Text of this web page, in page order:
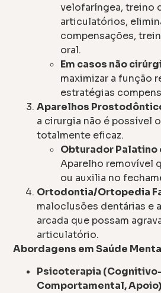
velofaríngea, treino
articulatórios,
compensações,
oral.
Em casos não
maximizar a função
estratégias
Aparelhos
a cirurgia não é possível
totalmente eficaz.
Obturador Palatino
Aparelho removível
ou auxilia no
Ortodontia/Ortopedia
maloclusões dentárias e
arcada que possam
articulatório.
Abordagens em Saúde
Psicoterapia
Comportamental,